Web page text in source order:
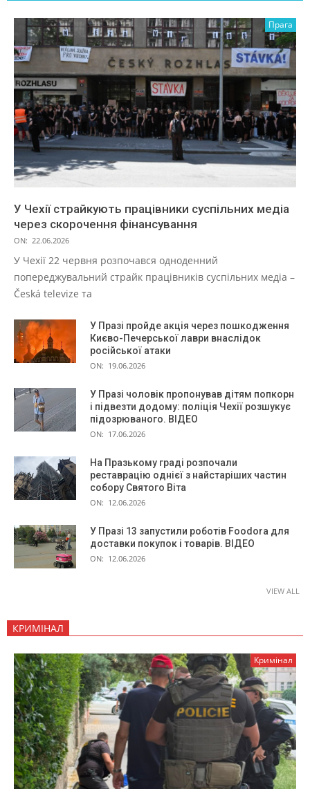
Прага
У Чехії страйкують працівники суспільних медіа
через скорочення фінансування
ON: 22.06.2026
У Чехії 22 червня розпочався одноденний
попереджувальний страйк працівників суспільних медіа –
Česká televize та
У Празі пройде акція через пошкодження
Києво-Печерської лаври внаслідок
російської атаки
ON: 19.06.2026
У Празі чоловік пропонував дітям попкорн
і підвезти додому: поліція Чехії розшукує
підозрюваного. ВІДЕО
ON: 17.06.2026
На Празькому граді розпочали
реставрацію однієї з найстаріших частин
собору Святого Віта
ON: 12.06.2026
У Празі 13 запустили роботів Foodora для
доставки покупок і товарів. ВІДЕО
ON: 12.06.2026
VIEW ALL
КРИМІНАЛ
Кримінал